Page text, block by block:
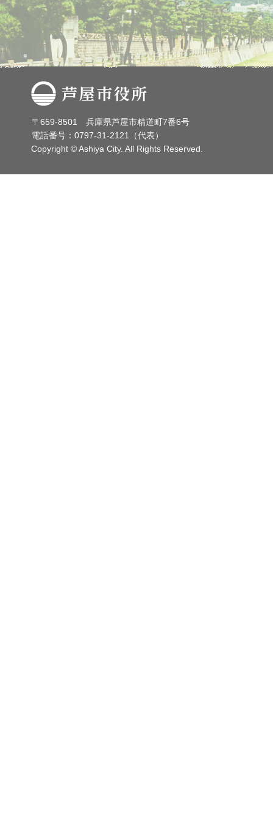
芦屋市役所
〒659-8501 兵庫県芦屋市精道町7番6号
電話番号：0797-31-2121（代表）
Copyright © Ashiya City. All Rights Reserved.